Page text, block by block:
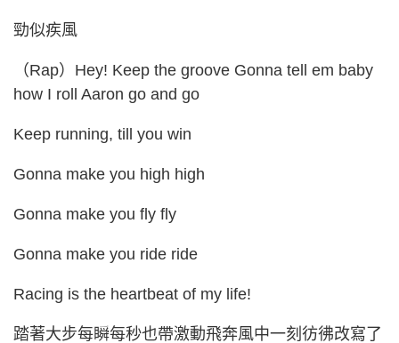
勁似疾風
（Rap）Hey! Keep the groove Gonna tell em baby
how I roll Aaron go and go
Keep running, till you win
Gonna make you high high
Gonna make you fly fly
Gonna make you ride ride
Racing is the heartbeat of my life!
踏著大步每瞬每秒也帶激動飛奔風中一刻彷彿改寫了